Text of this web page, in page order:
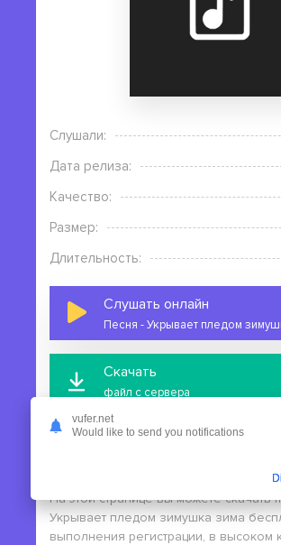
Слушали:
Дата релиза:
Качество:
Размер:
Длительность:
Слушать онлайн
Песня - Укрывает пледом
Скачать
файл с сервера
На этой странице вы можете скачать
Укрывает пледом зимушка зима
выполнения регистрации, в высоком
vufer.net
Would like to send you notifications